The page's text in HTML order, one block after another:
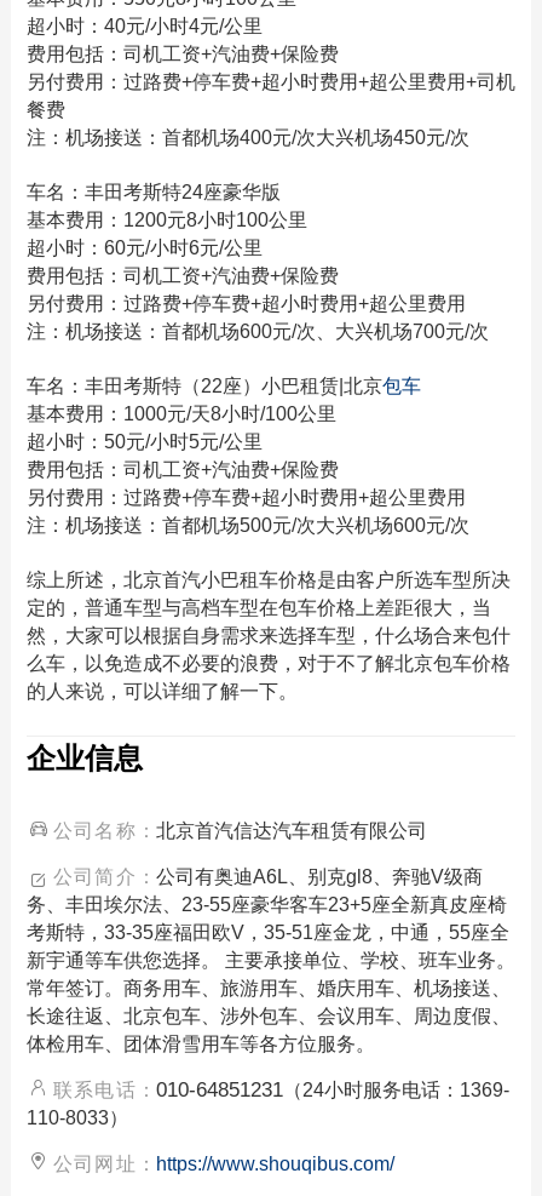
超小时：40元/小时4元/公里
费用包括：司机工资+汽油费+保险费
另付费用：过路费+停车费+超小时费用+超公里费用+司机
餐费
注：机场接送：首都机场400元/次大兴机场450元/次
车名：丰田考斯特24座豪华版
基本费用：1200元8小时100公里
超小时：60元/小时6元/公里
费用包括：司机工资+汽油费+保险费
另付费用：过路费+停车费+超小时费用+超公里费用
注：机场接送：首都机场600元/次、大兴机场700元/次
车名：丰田考斯特（22座）小巴租赁|北京包车
基本费用：1000元/天8小时/100公里
超小时：50元/小时5元/公里
费用包括：司机工资+汽油费+保险费
另付费用：过路费+停车费+超小时费用+超公里费用
注：机场接送：首都机场500元/次大兴机场600元/次
综上所述，北京首汽小巴租车价格是由客户所选车型所决
定的，普通车型与高档车型在包车价格上差距很大，当
然，大家可以根据自身需求来选择车型，什么场合来包什
么车，以免造成不必要的浪费，对于不了解北京包车价格
的人来说，可以详细了解一下。
企业信息
公司名称： 北京首汽信达汽车租赁有限公司
公司简介： 公司有奥迪A6L、别克gl8、奔驰V级商
务、丰田埃尔法、23-55座豪华客车23+5座全新真皮座椅
考斯特，33-35座福田欧V，35-51座金龙，中通，55座全
新宇通等车供您选择。 主要承接单位、学校、班车业务。
常年签订。商务用车、旅游用车、婚庆用车、机场接送、
长途往返、北京包车、涉外包车、会议用车、周边度假、
体检用车、团体滑雪用车等各方位服务。
联系电话： 010-64851231（24小时服务电话：1369-
110-8033）
公司网址： https://www.shouqibus.com/